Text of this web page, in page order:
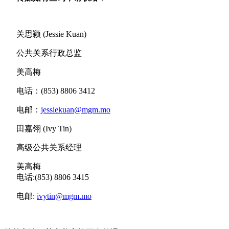
关思颖 (Jessie Kuan)
公共关系行政总监
美高梅
电话：(853) 8806 3412
电邮： jessiekuan@mgm.mo
田嘉翎 (Ivy Tin)
高级公共关系经理
美高梅
电话:(853) 8806 3415
电邮: ivytin@mgm.mo